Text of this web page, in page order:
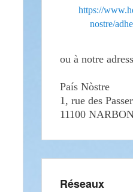
https://
nostre/
ou à notre
País Nòstre
1, rue des
11100
Réseaux